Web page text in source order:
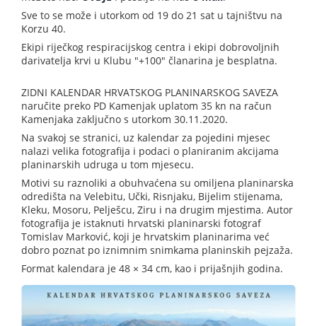
Sve to se može i utorkom od 19 do 21 sat u tajništvu na
Korzu 40.
Ekipi riječkog respiracijskog centra i ekipi dobrovoljnih
darivatelja krvi u Klubu "+100" članarina je besplatna.
ZIDNI KALENDAR HRVATSKOG PLANINARSKOG SAVEZA
naručite preko PD Kamenjak uplatom 35 kn na račun
Kamenjaka zaključno s utorkom 30.11.2020.
Na svakoj se stranici, uz kalendar za pojedini mjesec
nalazi velika fotografija i podaci o planiranim akcijama
planinarskih udruga u tom mjesecu.
Motivi su raznoliki a obuhvaćena su omiljena planinarska
odredišta na Velebitu, Učki, Risnjaku, Bijelim stijenama,
Kleku, Mosoru, Pelješcu, Ziru i na drugim mjestima. Autor
fotografija je istaknuti hrvatski planinarski fotograf
Tomislav Marković, koji je hrvatskim planinarima već
dobro poznat po iznimnim snimkama planinskih pejzaža.
Format kalendara je 48 × 34 cm, kao i prijašnjih godina.